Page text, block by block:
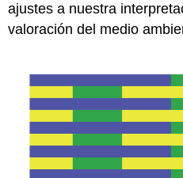
ajustes a nuestra
valoración del medio